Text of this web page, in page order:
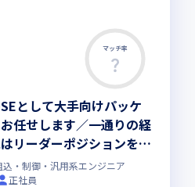
マッチ率
として大手向けパッケ
任せします／一通りの経
リーダーポジションを目
期待しています
・制御・汎用系エンジニア
正社員